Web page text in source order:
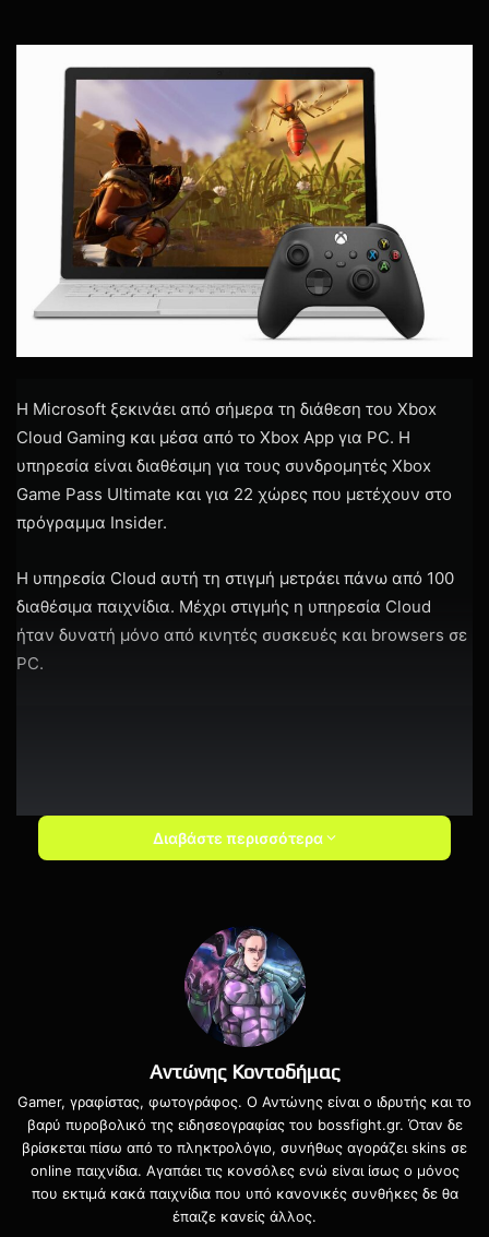
Η Microsoft ξεκινάει από σήμερα τη διάθεση του Xbox
Cloud Gaming και μέσα από το Xbox App για PC. Η
υπηρεσία είναι διαθέσιμη για τους συνδρομητές Xbox
Game Pass Ultimate και για 22 χώρες που μετέχουν στο
πρόγραμμα Insider.
Η υπηρεσία Cloud αυτή τη στιγμή μετράει πάνω από 100
διαθέσιμα παιχνίδια. Μέχρι στιγμής η υπηρεσία Cloud
ήταν δυνατή μόνο από κινητές συσκευές και browsers σε
PC.
Το μόνο που έχετε να κάνετε είναι να συνδέσετε ένα
συμβατό χειριστήριο, να ανοίξετε το app και να
ακολουθήσετε τη σελίδα Cloud Games. Αυτά, αρκεί να
είστε μέλος του προγράμματος Insider και να έχετε
αναβαθμίσει τις κατάλληλες εφαρμογές.
Περισσότερες πληροφορίες θα βρείτε σε αυτόν τον
σύνδεσμοεδώ.
Διαβάστε περισσότερα
Αντώνης Κοντοδήμας
Gamer, γραφίστας, φωτογράφος. Ο Αντώνης είναι ο ιδρυτής και το
βαρύ πυροβολικό της ειδησεογραφίας του bossfight.gr. Όταν δε
βρίσκεται πίσω από το πληκτρολόγιο, συνήθως αγοράζει skins σε
online παιχνίδια. Αγαπάει τις κονσόλες ενώ είναι ίσως ο μόνος
που εκτιμά κακά παιχνίδια που υπό κανονικές συνθήκες δε θα
έπαιζε κανείς άλλος.